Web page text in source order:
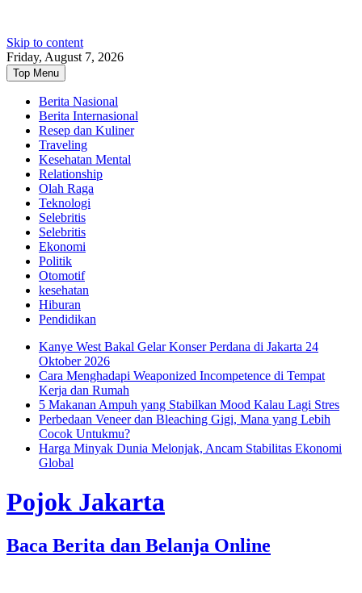
Skip to content
Friday, August 7, 2026
Top Menu
Berita Nasional
Berita Internasional
Resep dan Kuliner
Traveling
Kesehatan Mental
Relationship
Olah Raga
Teknologi
Selebritis
Selebritis
Ekonomi
Politik
Otomotif
kesehatan
Hiburan
Pendidikan
Kanye West Bakal Gelar Konser Perdana di Jakarta 24
Oktober 2026
Cara Menghadapi Weaponized Incompetence di Tempat
Kerja dan Rumah
5 Makanan Ampuh yang Stabilkan Mood Kalau Lagi Stres
Perbedaan Veneer dan Bleaching Gigi, Mana yang Lebih
Cocok Untukmu?
Harga Minyak Dunia Melonjak, Ancam Stabilitas Ekonomi
Global
Pojok Jakarta
Baca Berita dan Belanja Online